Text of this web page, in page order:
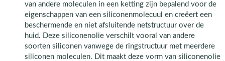
van andere moleculen in een ketting zijn bepalend voor de
eigenschappen van een siliconenmolecuul en creëert een
beschermende en niet afsluitende netstructuur over de
huid. Deze siliconenolie verschilt vooral van andere
soorten siliconen vanwege de ringstructuur met meerdere
siliconen moleculen. Dit maakt deze vorm van siliconenolie